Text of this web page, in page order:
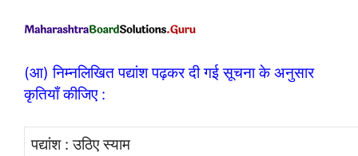
(आ) निम्नलिखित पद्यांश पढ़कर दी गई सूचना के अनुसार
कृतियाँ कीजिए :
पद्यांश : उठिए स्याम